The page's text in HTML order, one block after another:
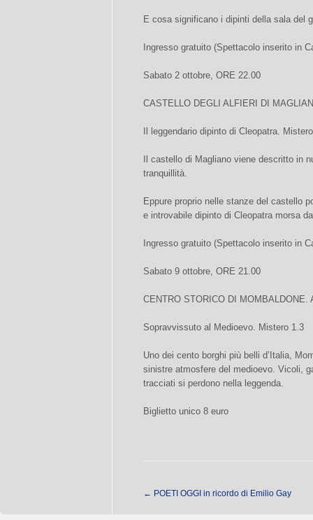
E cosa significano i dipinti della sala del
Ingresso gratuito (Spettacolo inserito in
Sabato 2 ottobre, ORE 22.00
CASTELLO DEGLI ALFIERI DI
Il leggendario dipinto di Cleopatra.
Il castello di Magliano viene descritto in
tranquillità.
Eppure proprio nelle stanze del castello
e introvabile dipinto di Cleopatra morsa
Ingresso gratuito (Spettacolo inserito in
Sabato 9 ottobre, ORE 21.00
CENTRO STORICO DI MOMBALDONE.
Sopravvissuto al Medioevo. Mistero 1.3
Uno dei cento borghi più belli d’Italia,
sinistre atmosfere del medioevo. Vicoli,
tracciati si perdono nella leggenda.
Biglietto unico 8 euro
← POETI OGGI in ricordo di Emilio Gay